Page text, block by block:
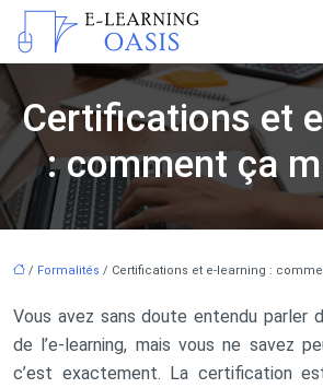
Certifications et
: comment ça
/ Formalités / Certifications et e-learning :
Vous avez sans doute entendu parler
de l’e-learning, mais vous ne savez
c’est exactement. La certification